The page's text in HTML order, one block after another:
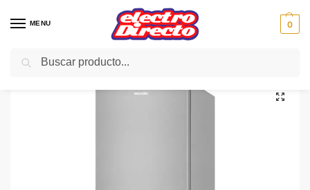
MENU 0
Inicio Gama blanca Frigorificos